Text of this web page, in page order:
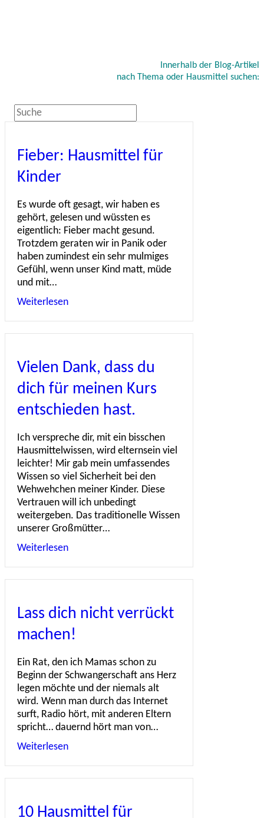
Innerhalb der Blog-Artikel
nach Thema oder Hausmittel suchen:
Fieber: Hausmittel für
Kinder
Es wurde oft gesagt, wir haben es
gehört, gelesen und wüssten es
eigentlich: Fieber macht gesund.
Trotzdem geraten wir in Panik oder
haben zumindest ein sehr mulmiges
Gefühl, wenn unser Kind matt, müde
und mit…
Weiterlesen
Vielen Dank, dass du
dich für meinen Kurs
entschieden hast.
Ich verspreche dir, mit ein bisschen
Hausmittelwissen, wird elternsein viel
leichter! Mir gab mein umfassendes
Wissen so viel Sicherheit bei den
Wehwehchen meiner Kinder. Diese
Vertrauen will ich unbedingt
weitergeben. Das traditionelle Wissen
unserer Großmütter…
Weiterlesen
Lass dich nicht verrückt
machen!
Ein Rat, den ich Mamas schon zu
Beginn der Schwangerschaft ans Herz
legen möchte und der niemals alt
wird. Wenn man durch das Internet
surft, Radio hört, mit anderen Eltern
spricht… dauernd hört man von…
Weiterlesen
10 Hausmittel für